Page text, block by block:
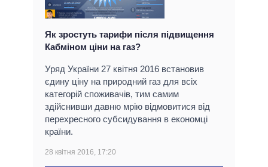
Як зростуть тарифи після підвищення
Кабміном ціни на газ?
Уряд України 27 квітня 2016 встановив
єдину ціну на природний газ для всіх
категорій споживачів, тим самим
здійснивши давню мрію відмовитися від
перехресного субсидування в економці
країни.
28 квітня 2016, 17:20